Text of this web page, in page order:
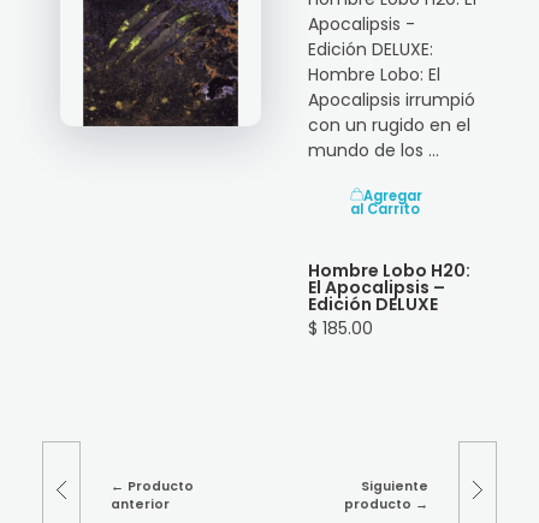
Hombre Lobo H20:
El Apocalipsis –
Edición DELUXE
$ 185.00
Apocalipsis -
Edición DELUXE:
Hombre Lobo: El
Apocalipsis irrumpió
con un rugido en el
mundo de los ...
Agregar
al Carrito
Producto
anterior
Siguiente
producto